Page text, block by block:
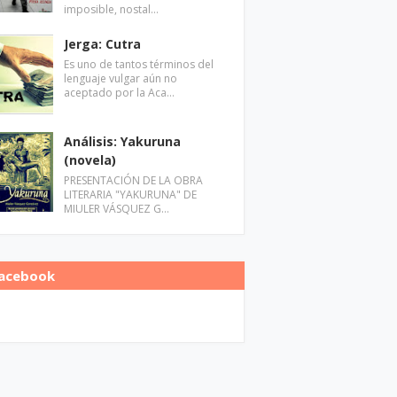
imposible, nostal…
Jerga: Cutra
Es uno de tantos términos del
lenguaje vulgar aún no
aceptado por la Aca…
Análisis: Yakuruna
(novela)
PRESENTACIÓN DE LA OBRA
LITERARIA "YAKURUNA" DE
MIULER VÁSQUEZ G…